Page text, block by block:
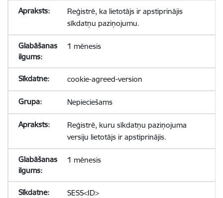
Reģistrē, ka lietotājs ir apstiprinājis
sīkdatņu paziņojumu.
1 mēnesis
cookie-agreed-version
Nepieciešams
Reģistrē, kuru sīkdatņu paziņojuma
versiju lietotājs ir apstiprinājis.
1 mēnesis
SESS<ID>